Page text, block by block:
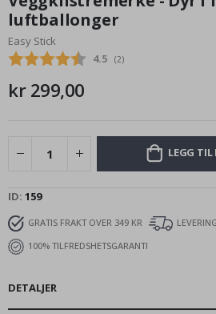
begynnelsen
av
bildegalleri
luftballonger
Easy Stick
4.5 (stemmer:
2)
kr 299,00
LEGG TIL
ID 159
GRATIS FRAKT OVER 349 KR
100% TILFREDSHETSGARANTI
DETALJER